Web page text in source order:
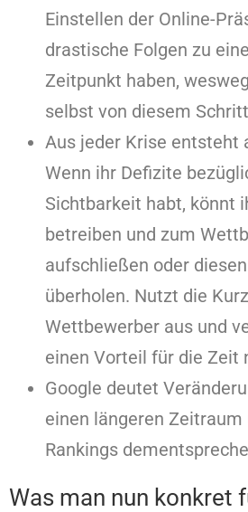
Einstellen der Online-
drastische Folgen zu
Zeitpunkt haben,
selbst von diesem
Aus jeder Krise entsteht
Wenn ihr Defizite
Sichtbarkeit habt, könnt
betreiben und zum
aufschließen oder
überholen. Nutzt die
Wettbewerber aus und
einen Vorteil für die Zeit
Google deutet
einen längeren Zeitraum
Rankings
Was man nun konkret